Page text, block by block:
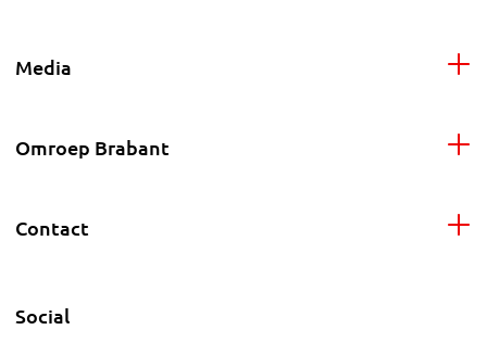
Media
Omroep Brabant
Contact
Social